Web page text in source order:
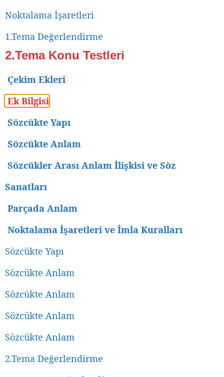
Noktalama İşaretleri
1.Tema Değerlendirme
2.Tema Konu Testleri
Çekim Ekleri
Ek Bilgisi
Sözcükte Yapı
Sözcükte Anlam
Sözcükler Arası Anlam İlişkisi ve Söz
Sanatları
Parçada Anlam
Noktalama İşaretleri ve İmla Kuralları
Sözcükte Yapı
Sözcükte Anlam
Sözcükte Anlam
Sözcükte Anlam
Sözcükte Anlam
2.Tema Değerlendirme